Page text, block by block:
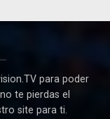
para poder
te pierdas el
site para ti.